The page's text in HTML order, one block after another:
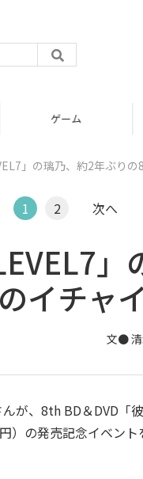
」の璃乃、約2年ぶり
1 2 次へ
イチャ
文●
が、8th BD＆DVD「
の発売記念イベン